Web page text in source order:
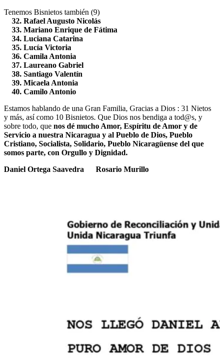
Tenemos Bisnietos también (9)
32. Rafael Augusto Nicolás
33. Mariano Enrique de Fátima
34. Luciana Catarina
35. Lucía Victoria
36. Camila Antonia
37. Laureano Gabriel
38. Santiago Valentín
39. Micaela Antonia
40. Camilo Antonio
Estamos hablando de una Gran Familia, Gracias a Dios : 31 Nietos
y más, así como 10 Bisnietos. Que Dios nos bendiga a tod@s, y
sobre todo, que nos dé mucho Amor, Espíritu de Amor y de
Servicio a nuestra Nicaragua y al Pueblo de Dios, Pueblo
Cristiano, Socialista, Solidario, Pueblo Nicaragüense del que
somos parte, con Orgullo y Dignidad.
Daniel Ortega Saavedra Rosario Murillo